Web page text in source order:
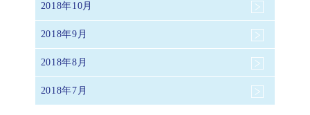
2018年10月
2018年9月
2018年8月
2018年7月